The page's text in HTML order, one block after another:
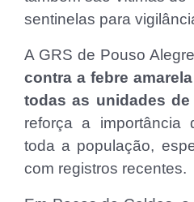
sentinelas para
A GRS de Pouso
contra a febre
todas as unidades
reforça a importância
toda a população,
com registros recentes.